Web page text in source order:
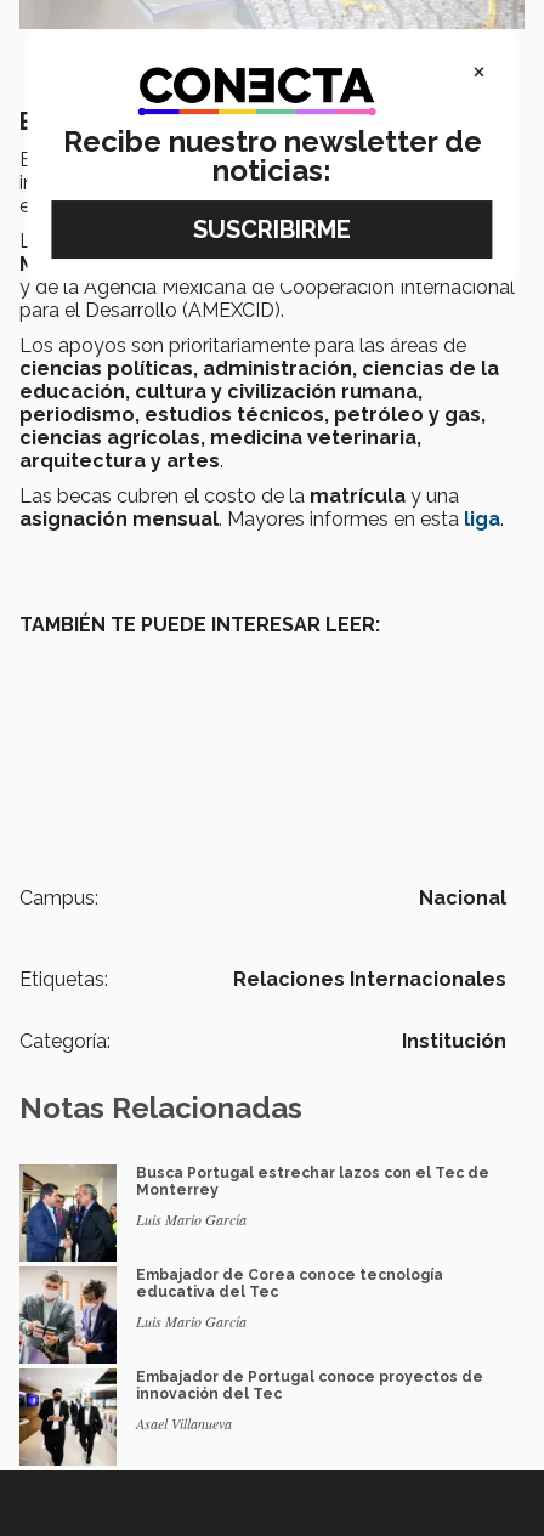
Becas de estudio para mexicanos
El gobierno de Rumania ofrece becas para mexicanos
interesados en estudios delicenciatura y posgrado
en dicho país.
Las becas se tramitan a través delGobierno de
México, de laSecretaría de Relaciones Exteriores
y de la Agencia Mexicana de Cooperación Internacional
para el Desarrollo (AMEXCID).
Los apoyos son prioritariamente para las áreas de
ciencias políticas, administración, ciencias de la
educación, cultura y civilización rumana,
periodismo, estudios técnicos, petróleo y gas,
ciencias agrícolas, medicina veterinaria,
arquitectura y artes.
Las becas cubren el costo de la matrícula y una
asignación mensual. Mayores informes en esta liga.
TAMBIÉN TE PUEDE INTERESAR LEER:
Campus: Nacional
Etiquetas: Relaciones Internacionales
Categoría: Institución
Notas Relacionadas
Busca Portugal estrechar lazos con el Tec de
Monterrey
Luis Mario García
Embajador de Corea conoce tecnología
educativa del Tec
Luis Mario García
Embajador de Portugal conoce proyectos de
innovación del Tec
Asael Villanueva
×
Recibe nuestro newsletter de
noticias: